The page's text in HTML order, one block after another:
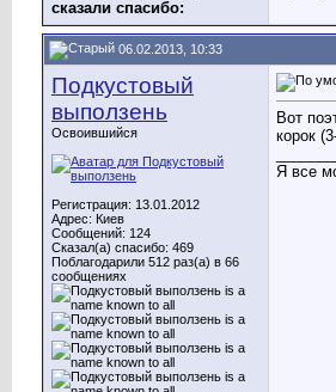
сказали cпасибо:
06.02.2013, 10:33
Подкустовый
выползень
Освоившийся
Регистрация: 13.01.2012
Адрес: Киев
Сообщений: 124
Сказал(а) спасибо: 469
Поблагодарили 512 раз(а) в 66
сообщениях
Вот
корок
Я все